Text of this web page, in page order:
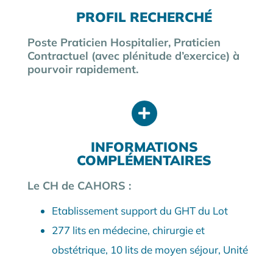
PROFIL RECHERCHÉ
Poste Praticien Hospitalier, Praticien
Contractuel (avec plénitude d’exercice) à
pourvoir rapidement.
INFORMATIONS
COMPLÉMENTAIRES
Le CH de CAHORS :
Etablissement support du GHT du Lot
277 lits en médecine, chirurgie et
obstétrique, 10 lits de moyen séjour, Unité